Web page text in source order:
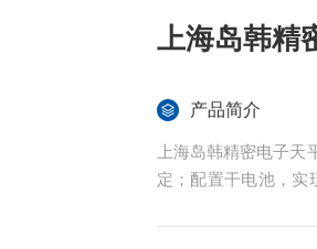
上海岛韩精
产品简介
上海岛韩精密电子
定；配置干电池，实